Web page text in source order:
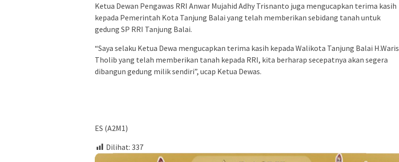
Ketua Dewan Pengawas RRI Anwar Mujahid Adhy Trisnanto juga mengucapkan terima kasih
kepada Pemerintah Kota Tanjung Balai yang telah memberikan sebidang tanah untuk
gedung SP RRI Tanjung Balai.
“Saya selaku Ketua Dewa mengucapkan terima kasih kepada Walikota Tanjung Balai H.Waris
Tholib yang telah memberikan tanah kepada RRI, kita berharap secepatnya akan segera
dibangun gedung milik sendiri”, ucap Ketua Dewas.
ES (A2M1)
Dilihat: 337